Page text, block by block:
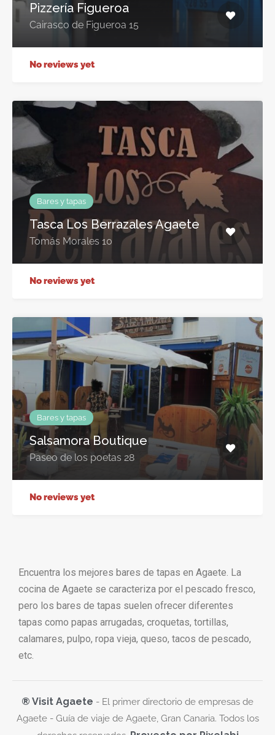
Pizzería Figueroa
Cairasco de Figueroa 15
No reviews yet
Bares y tapas
Tasca Los Berrazales Agaete
Tomás Morales 10
No reviews yet
Bares y tapas
Salsamora Boutique
Paseo de los poetas 28
No reviews yet
Encuentra los mejores bares de tapas en Agaete. La
cocina de Agaete se caracteriza por el pescado fresco,
pero los bares de tapas suelen ofrecer diferentes
tapas como papas arrugadas, croquetas, tortillas,
calamares, pulpo, ropa vieja, queso, tacos de pescado,
etc.
® Visit Agaete - El primer directorio de empresas de
Agaete - Guía de viaje de Agaete, Gran Canaria. Todos los